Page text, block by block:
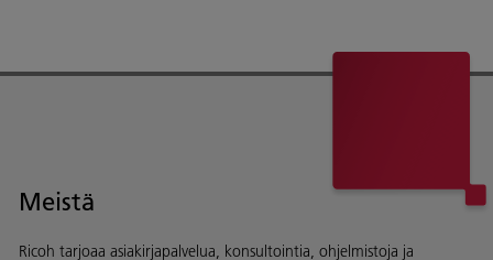
Meistä
Ricoh tarjoaa asiakirjapalvelua, konsultointia, ohjelmistoja ja